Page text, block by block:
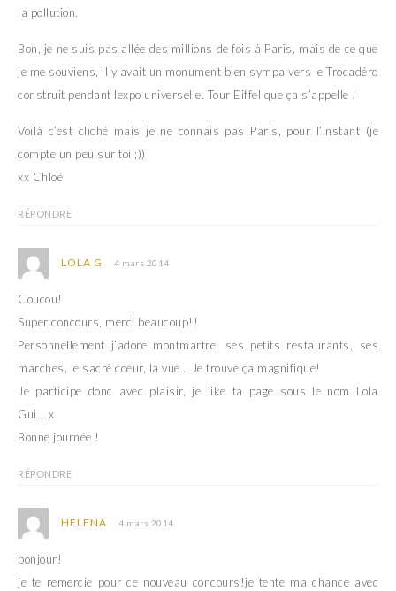
la pollution.
Bon, je ne suis pas allée des millions de fois à Paris, mais de ce que
je me souviens, il y avait un monument bien sympa vers le Trocadéro
construit pendant lexpo universelle. Tour Eiffel que ça s’appelle !
Voilà c’est cliché mais je ne connais pas Paris, pour l’instant (je
compte un peu sur toi ;))
xx Chloé
RÉPONDRE
LOLA G 4 mars 2014
Coucou!
Super concours, merci beaucoup!!
Personnellement j’adore montmartre, ses petits restaurants, ses
marches, le sacré coeur, la vue… Je trouve ça magnifique!
Je participe donc avec plaisir, je like ta page sous le nom Lola
Gui….x
Bonne journée !
RÉPONDRE
HELENA 4 mars 2014
bonjour!
je te remercie pour ce nouveau concours!je tente ma chance avec